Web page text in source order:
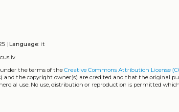
|Language: it
iv
under the terms of theCreative Commons Attribution License
the copyright owner(s) are credited and that the original
use. No use, distribution or reproduction is permitted